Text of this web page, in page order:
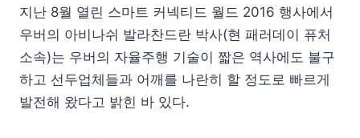
지난 8월 열린 스마트 커넥티드 월드 2016 행사에서
우버의 아비나쉬 발라찬드란 박사(현 패러데이 퓨처
소속)는 우버의 자율주행 기술이 짧은 역사에도 불구
하고 선두업체들과 어깨를 나란히 할 정도로 빠르게
발전해 왔다고 밝힌 바 있다.